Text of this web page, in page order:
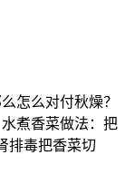
怎么对付秋燥？
煮香菜做法：把
排毒把香菜切